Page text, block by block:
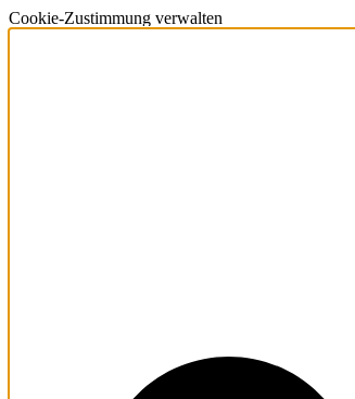
Cookie-Zustimmung verwalten